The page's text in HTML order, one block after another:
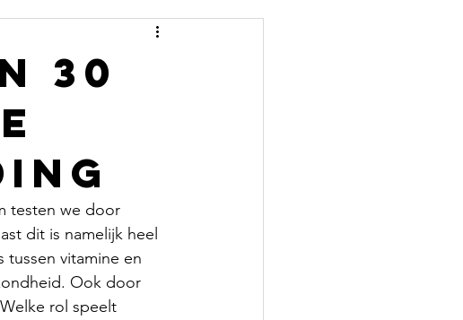
SwartGym Mystery School
Kinderen
30
testen we door
dit is namelijk heel
tussen vitamine en
Ook door
rol speelt